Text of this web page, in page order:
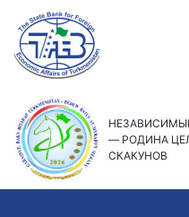
— РОДИНА
СКАКУНОВ